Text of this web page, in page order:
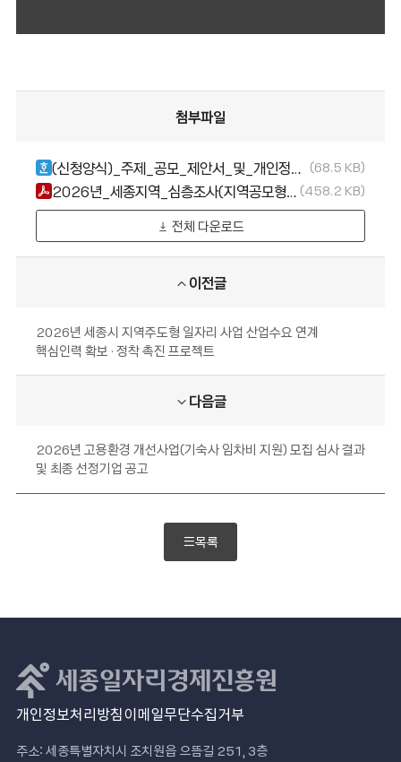
첨부파일
(신청양식)_주제_공모_제안서_및_개인정보제공동의서.hwp 68.5 KB
2026년_세종지역_심층조사(지역공모형)_주제_공모_공고문.pdf 458.2 KB
전체 다운로드
이전글
2026년 세종시 지역주도형 일자리 사업 산업수요 연계
핵심인력 확보 · 정착 촉진 프로젝트
다음글
2026년 고용환경 개선사업(기숙사 임차비 지원) 모집 심사 결과
및 최종 선정기업 공고
목록
개인정보처리방침이메일무단수집거부
주소: 세종특별자치시 조치원읍 으뜸길 251, 3층